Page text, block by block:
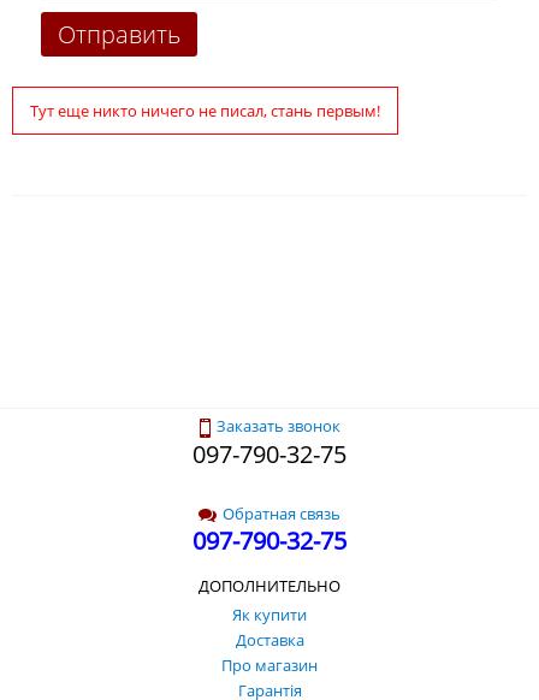
Тут еще никто ничего не писал, стань первым!
Заказать звонок
097-790-32-75
Обратная связь
097-790-32-75
ДОПОЛНИТЕЛЬНО
Як купити
Доставка
Про магазин
Гарантія